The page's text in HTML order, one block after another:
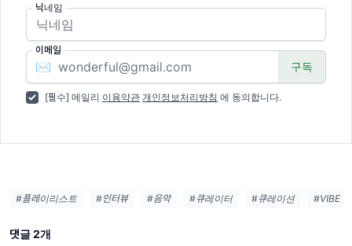
닉네임
이메일
✉️
[필수] 메일리 이용약관 개인정보처리방침 에 동의합니다.
#플레이리스트 #인터뷰 #음악 #큐레이터 #큐레이션 #VIBE
댓글 2개